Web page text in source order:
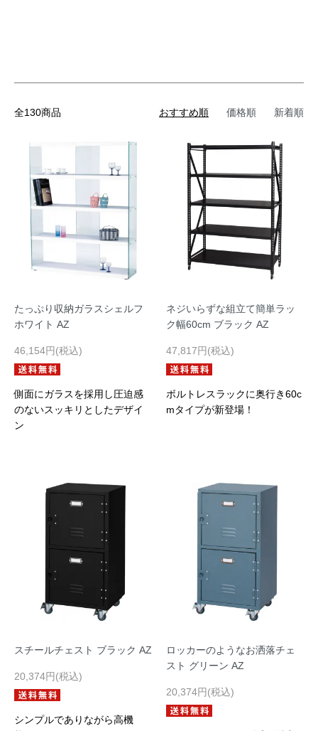
全130商品 おすすめ順 価格順 新着順
たっぷり収納ガラスシェルフ
ホワイト AZ
46,154円(税込)
側面にガラスを採用し圧迫感
のないスッキリとしたデザイ
ン
ネジいらずな組立て簡単ラッ
ク幅60cm ブラック AZ
47,817円(税込)
ボルトレスラックに奥行き60c
mタイプが新登場！
スチールチェスト ブラック AZ
20,374円(税込)
シンプルでありながら高機
ロッカーのようなお洒落チェ
スト グリーン AZ
20,374円(税込)